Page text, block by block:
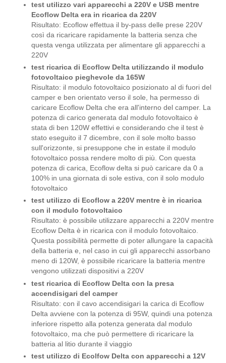
test utilizzo vari apparecchi a 220V e USB mentre
Ecoflow Delta era in ricarica da 220V
Risultato: Ecoflow effettua il by-pass delle prese 220V
così da ricaricare rapidamente la batteria senza che
questa venga utilizzata per alimentare gli apparecchi a
220V
test ricarica di Ecoflow Delta utilizzando il modulo
fotovoltaico pieghevole da 165W
Risultato: il modulo fotovoltaico posizionato al di fuori del
camper e ben orientato verso il sole, ha permesso di
caricare Ecoflow Delta che era all'interno del camper. La
potenza di carico generata dal modulo fotovoltaico è
stata di ben 120W effettivi e considerando che il test è
stato eseguito il 7 dicembre, con il sole molto basso
sull'orizzonte, si presuppone che in estate il modulo
fotovoltaico possa rendere molto di più. Con questa
potenza di carica, Ecoflow delta si può caricare da 0 a
100% in una giornata di sole estiva, con il solo modulo
fotovoltaico
test utilizzo di Ecoflow a 220V mentre è in ricarica
con il modulo fotovoltaico
Risultato: è possibile utilizzare apparecchi a 220V mentre
Ecoflow Delta è in ricarica con il modulo fotovoltaico.
Questa possibilità permette di poter allungare la capacità
della batteria e, nel caso in cui gli apparecchi assorbano
meno di 120W, è possibile ricaricare la batteria mentre
vengono utilizzati dispositivi a 220V
test ricarica di Ecoflow Delta con la presa
accendisigari del camper
Risultato: con il cavo accendisigari la carica di Ecoflow
Delta avviene con la potenza di 95W, quindi una potenza
inferiore rispetto alla potenza generata dal modulo
fotovoltaico, ma che può permettere di ricaricare la
batteria al litio durante il viaggio
test utilizzo di Ecolfow Delta con apparecchi a 12V